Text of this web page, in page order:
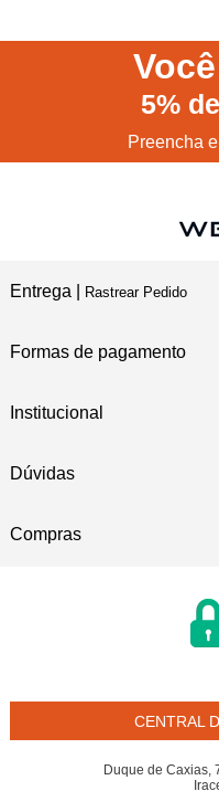
Você
5%
Preencha
Entrega | Rastrear Pedido
Formas de pagamento
Institucional
Dúvidas
Compras
CENTRAL
Duque de Caxias,